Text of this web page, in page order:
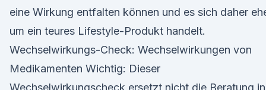
eine Wirkung entfalten können und es sich daher
um ein teures Lifestyle-Produkt handelt.
Wechselwirkungs-Check: Wechselwirkungen von
Medikamenten Wichtig: Dieser
Wechselwirkungscheck ersetzt nicht die Beratung in